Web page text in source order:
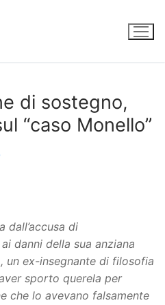
di sostegno,
“caso Monello”
dall’accusa di
danni della sua anziana
un ex-insegnante di filosofia
sporto querela per
che lo avevano falsamente